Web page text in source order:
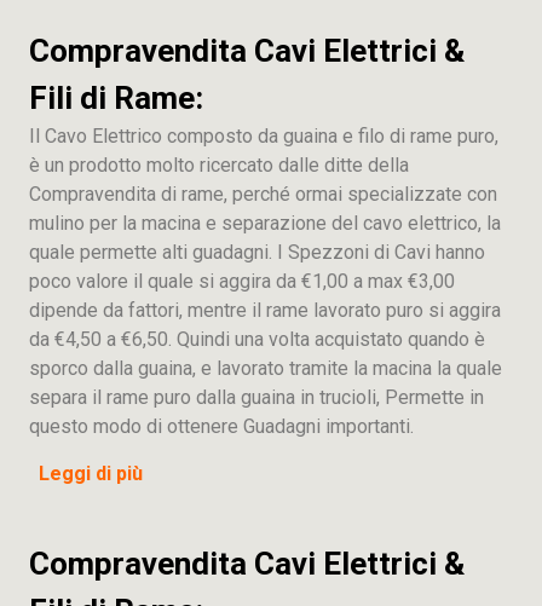
Compravendita Cavi Elettrici &
Fili di Rame:
Il Cavo Elettrico composto da guaina e filo di rame puro,
è un prodotto molto ricercato dalle ditte della
Compravendita di rame, perché ormai specializzate con
mulino per la macina e separazione del cavo elettrico, la
quale permette alti guadagni. I Spezzoni di Cavi hanno
poco valore il quale si aggira da €1,00 a max €3,00
dipende da fattori, mentre il rame lavorato puro si aggira
da €4,50 a €6,50. Quindi una volta acquistato quando è
sporco dalla guaina, e lavorato tramite la macina la quale
separa il rame puro dalla guaina in trucioli, Permette in
questo modo di ottenere Guadagni importanti.
Leggi di più
Compravendita Cavi Elettrici &